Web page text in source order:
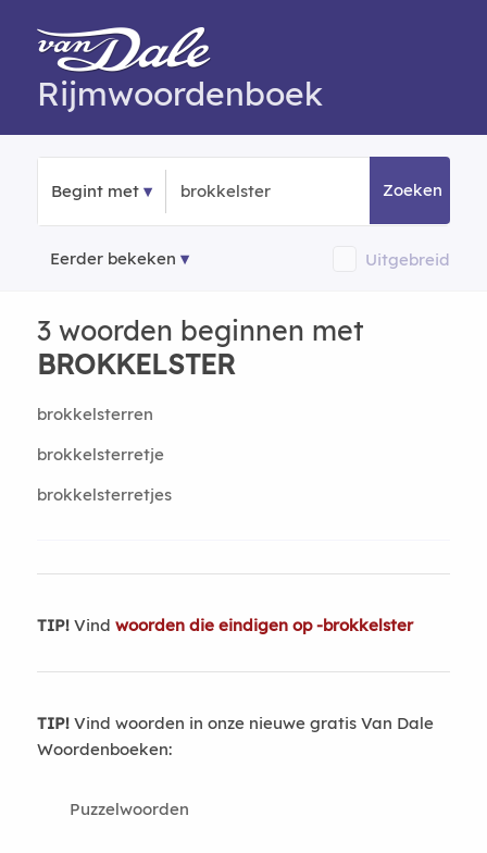
Rijmwoordenboek
Begint met Zoeken
Eerder bekeken Uitgebreid
3 woorden beginnen met
BROKKELSTER
brokkelsterren
brokkelsterretje
brokkelsterretjes
TIP!Vind woorden die eindigen op -brokkelster
TIP!Vind woorden in onze nieuwe gratis Van Dale
Woordenboeken:
Puzzelwoorden